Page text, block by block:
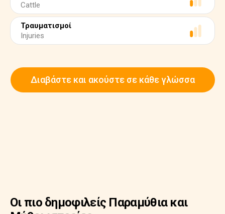
Cattle
Τραυματισμοί
Injuries
Διαβάστε και ακούστε σε κάθε γλώσσα
Οι πιο δημοφιλείς Παραμύθια και